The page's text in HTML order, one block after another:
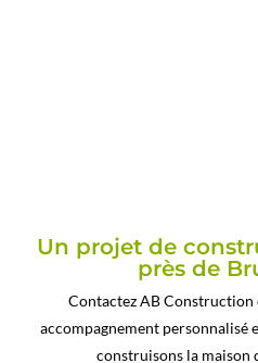
Un projet de
près de
Contactez AB Construction
accompagnement personnalisé
construisons la maison